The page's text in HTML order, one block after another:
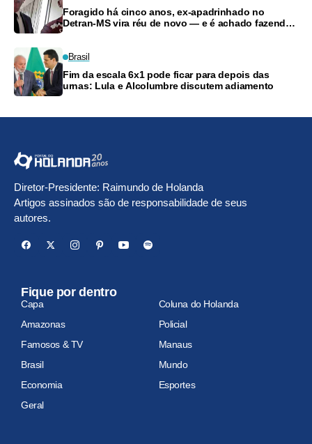
Foragido há cinco anos, ex-apadrinhado no
Detran-MS vira réu de novo — e é achado fazendo
Brasil
Fim da escala 6x1 pode ficar para depois das
urnas: Lula e Alcolumbre discutem adiamento
Diretor-Presidente: Raimundo de Holanda
Artigos assinados são de responsabilidade de seus
autores.
Fique por dentro
Capa
Coluna do Holanda
Amazonas
Policial
Famosos & TV
Manaus
Brasil
Mundo
Economia
Esportes
Geral